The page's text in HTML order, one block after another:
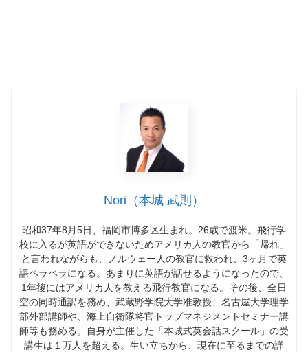
Nori（本城 武則）
昭和37年8月5日、福岡市博多区生まれ。26歳で渡米。飛行学
校に入るが英語ができないためアメリカ人の教官から「帰れ」
と言われながらも、ノルウェー人の教官に救われ、3ヶ月で英
語ペラペラになる。あまりに英語が話せるようになったので、
1年後にはアメリカ人を教える飛行教官になる。その後、全日
空の同時通訳を務め、武蔵野学院大学准教授、名古屋大学理学
部外部講師や、海上自衛隊将官トップマネジメントセミナー講
師等も務める。自身が主催した「本城式英会話スクール」の受
講生は１万人を超える。生い立ちから、現在に至るまでの詳